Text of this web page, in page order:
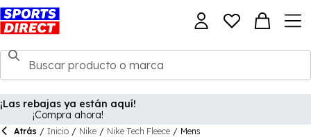
¡Las rebajas ya están aquí!
¡Compra ahora!
Atrás / Inicio / Nike / Nike Tech Fleece / Mens